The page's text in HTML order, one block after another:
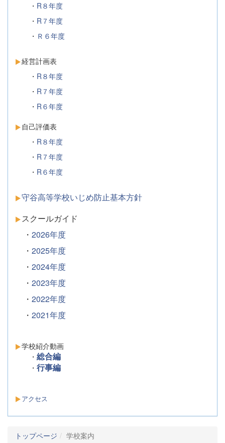
・ R８年度
・ R７年度
・ Ｒ６年度
経営計画表
・ R８年度
・ R７年度
・ R６年度
自己評価表
・ R８年度
・ R７年度
・ R６年度
守谷高等学校いじめ防止基本方針
スクールガイド
・ 2026年度
・ 2025年度
・ 2024年度
・ 2023年度
・ 2022年度
・ 2021年度
学校紹介動画
・ 総合編
・ 行事編
アクセス
トップページ 学校案内